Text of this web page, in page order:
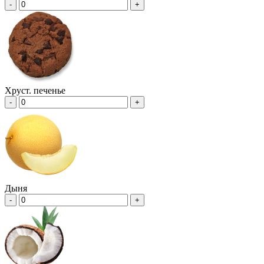
- +
Хруст. печенье
- +
Дыня
- +